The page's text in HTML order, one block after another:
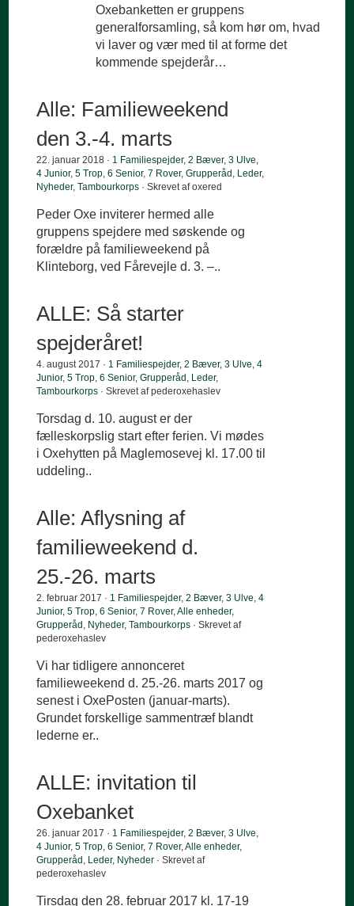
Oxebanketten er gruppens
generalforsamling, så kom hør om, hvad
vi laver og vær med til at forme det
kommende spejderår…
Alle: Familieweekend
den 3.-4. marts
22. januar 2018 · 1 Familiespejder,2 Bæver,3 Ulve,
4 Junior,5 Trop,6 Senior,7 Rover,Grupperåd , Leder,
Nyheder,Tambourkorps · Skrevet af oxered
Peder Oxe inviterer hermed alle
gruppens spejdere med søskende og
forældre på familieweekend på
Klinteborg, ved Fårevejle d. 3. –..
ALLE: Så starter
spejderåret!
4. august 2017 · 1 Familiespejder,2 Bæver,3 Ulve,4
Junior,5 Trop,6 Senior,Grupperåd , Leder,
Tambourkorps · Skrevet af pederoxehaslev
Torsdag d. 10. august er der
fælleskorpslig start efter ferien. Vi mødes
i Oxehytten på Maglemosevej kl. 17.00 til
uddeling..
Alle: Aflysning af
familieweekend d.
25.-26. marts
2. februar 2017 · 1 Familiespejder,2 Bæver,3 Ulve,4
Junior,5 Trop,6 Senior,7 Rover,Alle enheder,
Grupperåd , Nyheder,Tambourkorps · Skrevet af
pederoxehaslev
Vi har tidligere annonceret
familieweekend d. 25.-26. marts 2017 og
senest i OxePosten (januar-marts).
Grundet forskellige sammentræf blandt
lederne er..
ALLE: invitation til
Oxebanket
26. januar 2017 · 1 Familiespejder,2 Bæver,3 Ulve,
4 Junior,5 Trop,6 Senior,7 Rover,Alle enheder,
Grupperåd , Leder, Nyheder · Skrevet af
pederoxehaslev
Tirsdag den 28. februar 2017 kl. 17-19